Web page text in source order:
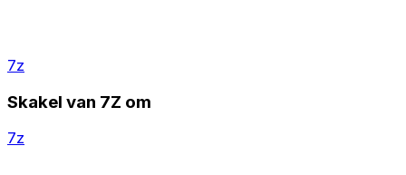
7z
Skakel van 7Z om
7z